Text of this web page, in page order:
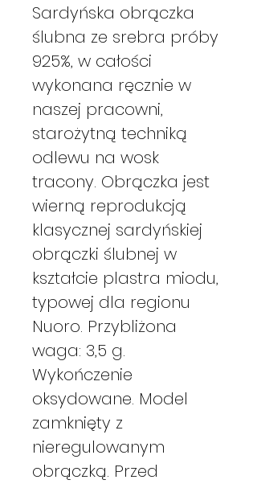
Sardyńska obrączka
ślubna ze srebra próby
925%, w całości
wykonana ręcznie w
naszej pracowni,
starożytną techniką
odlewu na wosk
tracony. Obrączka jest
wierną reprodukcją
klasycznej sardyńskiej
obrączki ślubnej w
kształcie plastra miodu,
typowej dla regionu
Nuoro. Przybliżona
waga: 3,5 g.
Wykończenie
oksydowane. Model
zamknięty z
nieregulowanym
obrączką. Przed